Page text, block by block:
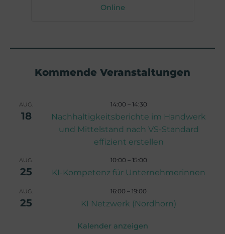
Online
Kommende Veranstaltungen
AUG.
18
14:00 – 14:30
Nachhaltigkeitsberichte im Handwerk
und Mittelstand nach VS-Standard
effizient erstellen
AUG.
25
10:00 – 15:00
KI-Kompetenz für Unternehmerinnen
AUG.
25
16:00 – 19:00
KI Netzwerk (Nordhorn)
Kalender anzeigen